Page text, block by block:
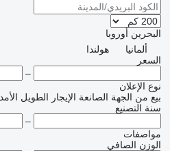
البحرين أوروبا
ألمانيا
هولندا
السعر
–
نوع الإعلان
بيع من الجهة الصانعة الإيجار الطويل الأمد
سنة التصنيع
–
مواصفات
الوزن الصافي